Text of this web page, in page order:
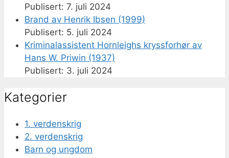
7. juli 2024
Brand av Henrik Ibsen (1999)
5. juli 2024
Kriminalassistent Hornleighs kryssforhør av
Hans W. Priwin (1937)
3. juli 2024
Kategorier
1. verdenskrig
2. verdenskrig
Barn og ungdom